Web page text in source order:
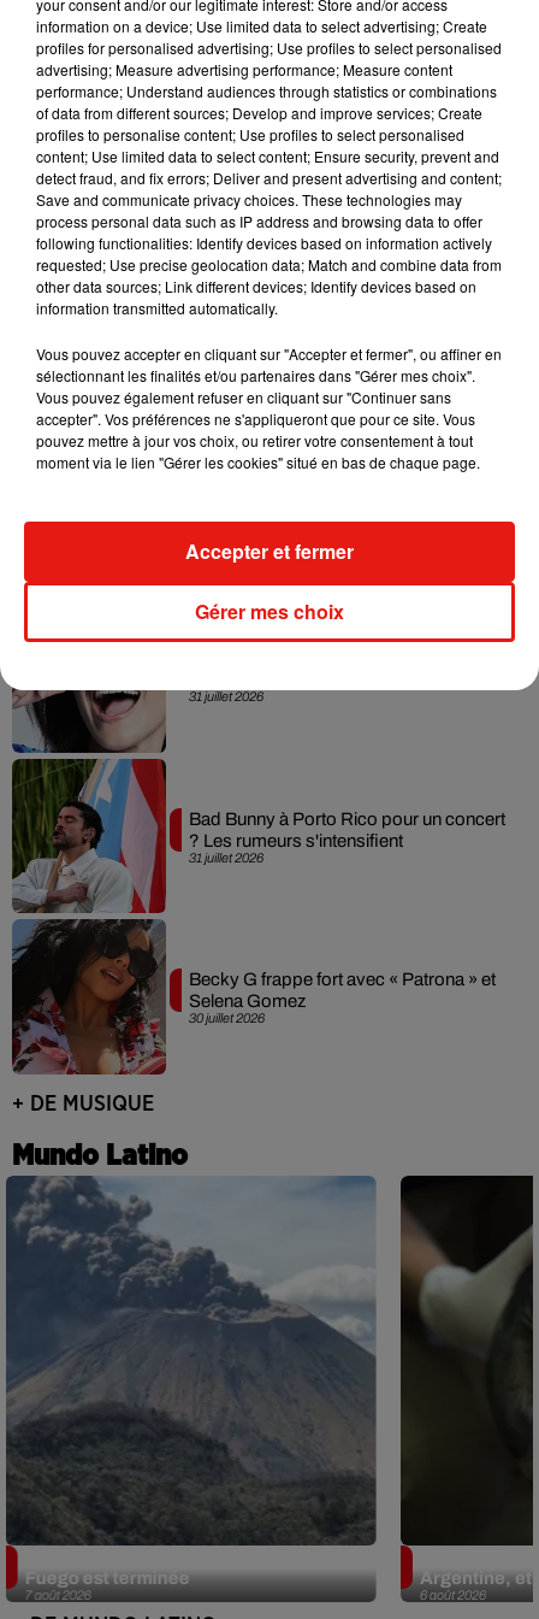
Musique
6 août 2026
Karol G dévoile la tracklist de son nouvel
album… avec des invités...
5 août 2026
Becky G sur son nouveau single
31 juillet 2026
31 juillet 2026
31 juillet 2026
Bad Bunny à Porto Rico pour un concert
? Les rumeurs s'intensifient
30 juillet 2026
Becky G frappe fort avec « Patrona » et
Selena Gomez
+ DE MUSIQUE
Mundo Latino
7 août 2026
Fuego est terminée
6 août 2026
Argentine, et
your consent and/or our legitimate interest: Store and/or access
information on a device; Use limited data to select advertising; Create
profiles for personalised advertising; Use profiles to select personalised
advertising; Measure advertising performance; Measure content
performance; Understand audiences through statistics or combinations
of data from different sources; Develop and improve services; Create
profiles to personalise content; Use profiles to select personalised
content; Use limited data to select content; Ensure security, prevent and
detect fraud, and fix errors; Deliver and present advertising and content;
Save and communicate privacy choices. These technologies may
process personal data such as IP address and browsing data to offer
following functionalities: Identify devices based on information actively
requested; Use precise geolocation data; Match and combine data from
other data sources; Link different devices; Identify devices based on
information transmitted automatically.
Vous pouvez accepter en cliquant sur "Accepter et fermer", ou affiner en
sélectionnant les finalités et/ou partenaires dans "Gérer mes choix".
Vous pouvez également refuser en cliquant sur "Continuer sans
accepter". Vos préférences ne s'appliqueront que pour ce site. Vous
pouvez mettre à jour vos choix, ou retirer votre consentement à tout
moment via le lien "Gérer les cookies" situé en bas de chaque page.
Gérer mes choix
Accepter et fermer